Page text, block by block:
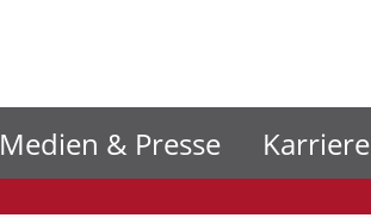
Medien & Presse Karriere